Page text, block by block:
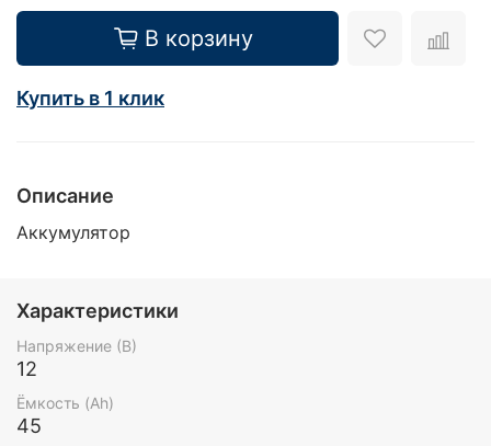
В корзину
Купить в 1 клик
Описание
Аккумулятор
Характеристики
Напряжение (В)
12
Ёмкость (Ah)
45